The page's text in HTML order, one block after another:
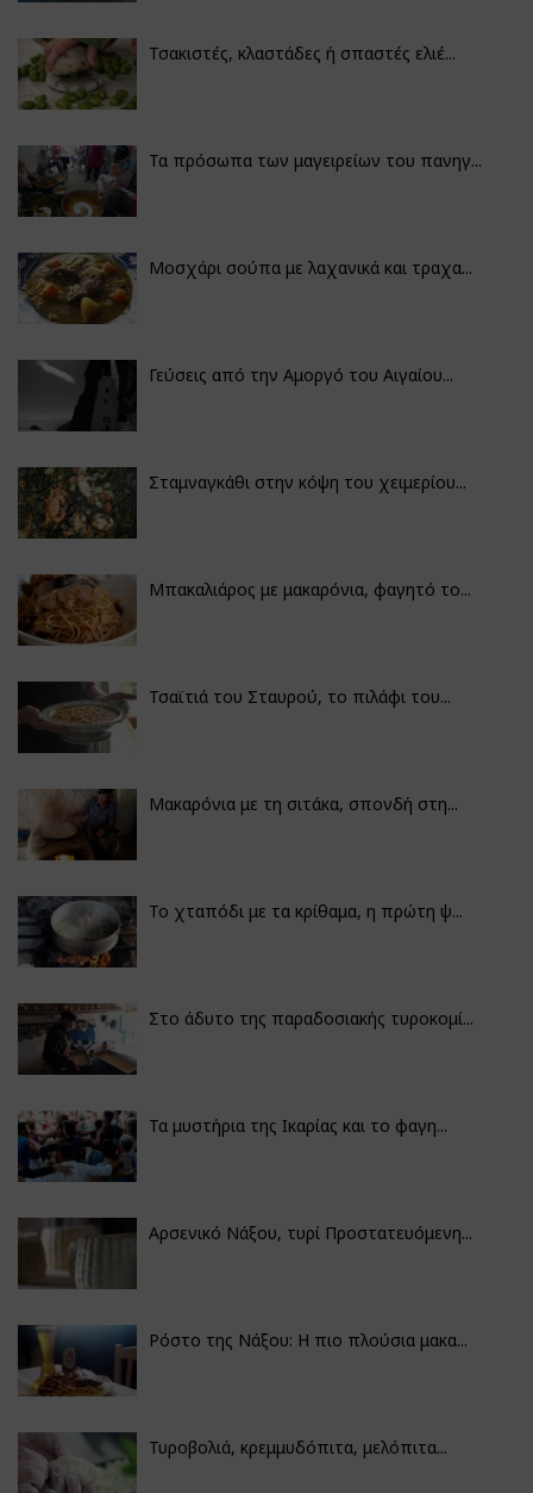
Τσακιστές, κλαστάδες ή σπαστές ελιέ...
Τα πρόσωπα των μαγειρείων του πανηγ...
Μοσχάρι σούπα με λαχανικά και τραχα...
Γεύσεις από την Αμοργό του Αιγαίου...
Σταμναγκάθι στην κόψη του χειμερίου...
Μπακαλιάρος με μακαρόνια, φαγητό το...
Τσαϊτιά του Σταυρού, το πιλάφι του...
Μακαρόνια με τη σιτάκα, σπονδή στη...
Το χταπόδι με τα κρίθαμα, η πρώτη ψ...
Στο άδυτο της παραδοσιακής τυροκομί...
Τα μυστήρια της Ικαρίας και το φαγη...
Αρσενικό Νάξου, τυρί Προστατευόμενη...
Ρόστο της Νάξου: Η πιο πλούσια μακα...
Τυροβολιά, κρεμμυδόπιτα, μελόπιτα...